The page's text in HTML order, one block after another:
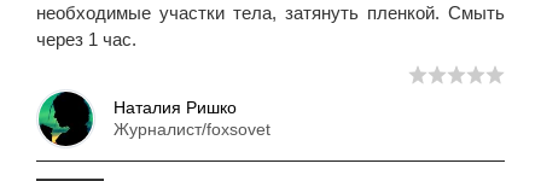
необходимые участки тела, затянуть пленкой. Смыть
через 1 час.
Наталия Ришко
Журналист/foxsovet